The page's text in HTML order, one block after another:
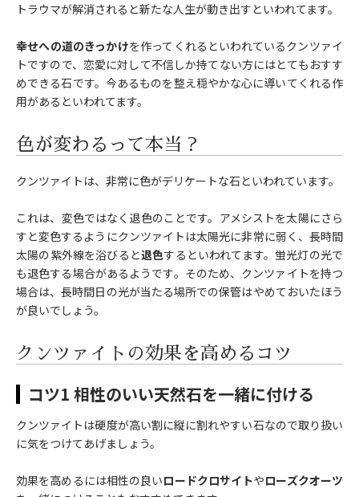
トラウマが解消されると新たな人生が動き出すといわれてます。
幸せへの道のきっかけを作ってくれるといわれているクンツァイ
トですので、恋愛に対して不信しか持てない方にはとてもおすす
めできる石です。今あるものを整え穏やかな心に導いてくれる作
用があるといわれてます。
色が変わるって本当？
クンツァイトは、非常に色がデリケートな石といわれています。
これは、変色ではなく退色のことです。アメシストを太陽にさら
すと変色するようにクンツァイトは太陽光に非常に弱く、長時間
太陽の紫外線を浴びると退色するといわれてます。蛍光灯の光で
も退色する場合があるようです。そのため、クンツァイトを持つ
場合は、長時間日の光が当たる場所での保管はやめておいたほう
が良いでしょう。
クンツァイトの効果を高めるコツ
コツ1 相性のいい天然石を一緒に付ける
クンツァイトは硬度が高い割に縦に割れやすい石なので取り扱い
に気をつけてあげましょう。
効果を高めるには相性の良いロードクロサイトやローズクオーツ